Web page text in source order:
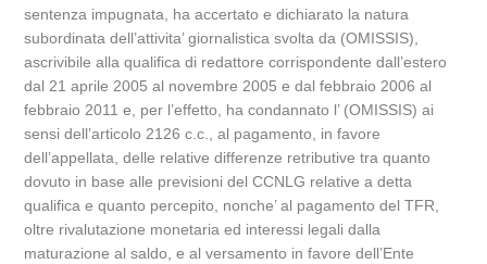
sentenza impugnata, ha accertato e dichiarato la natura
subordinata dell’attivita’ giornalistica svolta da (OMISSIS),
ascrivibile alla qualifica di redattore corrispondente dall’estero
dal 21 aprile 2005 al novembre 2005 e dal febbraio 2006 al
febbraio 2011 e, per l’effetto, ha condannato l’ (OMISSIS) ai
sensi dell’articolo 2126 c.c., al pagamento, in favore
dell’appellata, delle relative differenze retributive tra quanto
dovuto in base alle previsioni del CCNLG relative a detta
qualifica e quanto percepito, nonche’ al pagamento del TFR,
oltre rivalutazione monetaria ed interessi legali dalla
maturazione al saldo, e al versamento in favore dell’Ente